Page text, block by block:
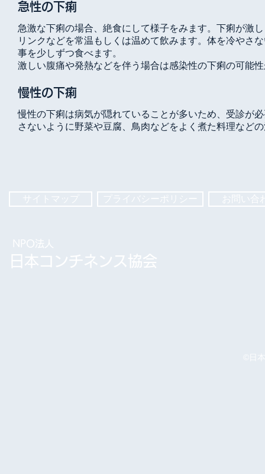
急性の下痢
急激な下痢の場合、絶食にして様子をみます。下痢が激
リンクなどを常温もしくは温めて飲みます。体を冷やさ
事を少しずつ食べます。
激しい腹痛や発熱などを伴う場合は感染性の下痢の可能
慢性の下痢
慢性の下痢は病気が隠れていることが多いため、受診が
さないように野菜や豆腐、鳥肉などをよく煮た料理など
サイトマップ プライバシーポリシー お問い合
NPO法人
​日本コンチネンス協会
©︎日